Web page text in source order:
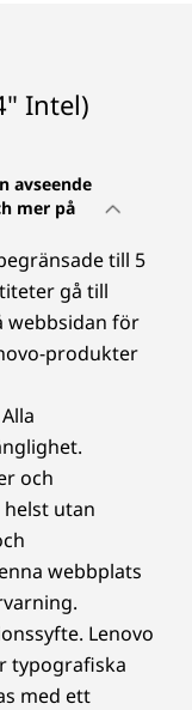
modell.
laddning)
Thunderbolt™
Intel)
avseende
mer på
till 5
gå till
webbsidan för
produkter
och
utan
webbplats
Lenovo
typografiska
med ett